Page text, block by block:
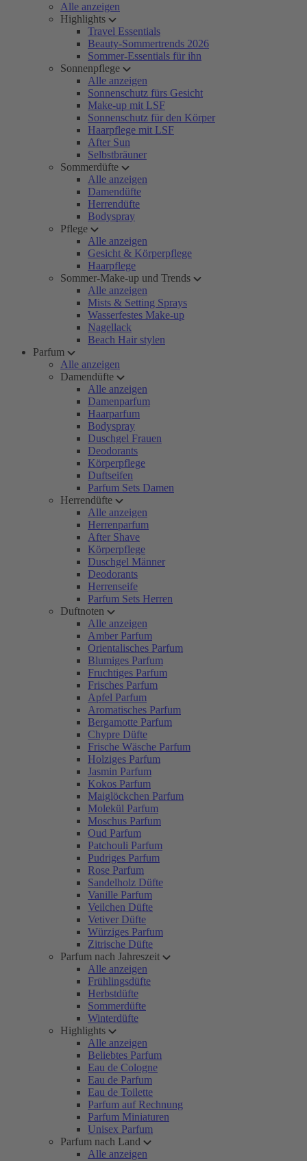
Alle anzeigen
Highlights
Travel Essentials
Beauty-Sommertrends 2026
Sommer-Essentials für ihn
Sonnenpflege
Alle anzeigen
Sonnenschutz fürs Gesicht
Make-up mit LSF
Sonnenschutz für den Körper
Haarpflege mit LSF
After Sun
Selbstbräuner
Sommerdüfte
Alle anzeigen
Damendüfte
Herrendüfte
Bodyspray
Pflege
Alle anzeigen
Gesicht & Körperpflege
Haarpflege
Sommer-Make-up und Trends
Alle anzeigen
Mists & Setting Sprays
Wasserfestes Make-up
Nagellack
Beach Hair stylen
Parfum
Alle anzeigen
Damendüfte
Alle anzeigen
Damenparfum
Haarparfum
Bodyspray
Duschgel Frauen
Deodorants
Körperpflege
Duftseifen
Parfum Sets Damen
Herrendüfte
Alle anzeigen
Herrenparfum
After Shave
Körperpflege
Duschgel Männer
Deodorants
Herrenseife
Parfum Sets Herren
Duftnoten
Alle anzeigen
Amber Parfum
Orientalisches Parfum
Blumiges Parfum
Fruchtiges Parfum
Frisches Parfum
Apfel Parfum
Aromatisches Parfum
Bergamotte Parfum
Chypre Düfte
Frische Wäsche Parfum
Holziges Parfum
Jasmin Parfum
Kokos Parfum
Maiglöckchen Parfum
Molekül Parfum
Moschus Parfum
Oud Parfum
Patchouli Parfum
Pudriges Parfum
Rose Parfum
Sandelholz Düfte
Vanille Parfum
Veilchen Düfte
Vetiver Düfte
Würziges Parfum
Zitrische Düfte
Parfum nach Jahreszeit
Alle anzeigen
Frühlingsdüfte
Herbstdüfte
Sommerdüfte
Winterdüfte
Highlights
Alle anzeigen
Beliebtes Parfum
Eau de Cologne
Eau de Parfum
Eau de Toilette
Parfum auf Rechnung
Parfum Miniaturen
Unisex Parfum
Parfum nach Land
Alle anzeigen